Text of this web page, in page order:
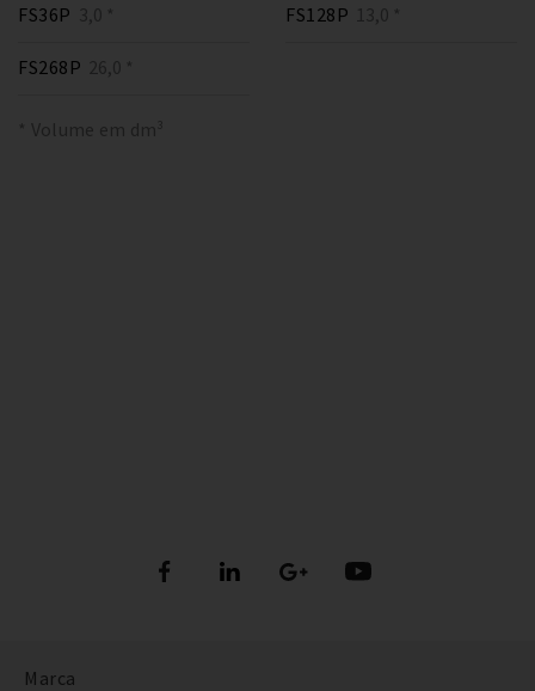
FS36P 3,0 * FS128P 13,0 *
FS268P 26,0 *
* Volume em dm³
Marca